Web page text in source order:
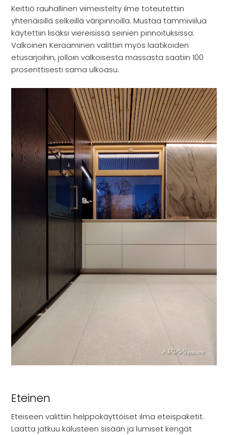
Keittiö rauhallinen viimeistelty ilme toteutettiin
yhtenäisillä selkeillä väripinnoilla. Mustaa tammiviilua
käytettiin lisäksi viereisissä seinien pinnoituksissa.
Valkoinen Keraaminen valittiin myös laatikoiden
etusarjoihin, jolloin valkoisesta massasta saatiin 100
prosenttisesti sama ulkoasu.
Eteinen
Eteiseen valittiin helppokäyttöiset ilma eteispaketit.
Laatta jatkuu kalusteen sisään ja lumiset kengät